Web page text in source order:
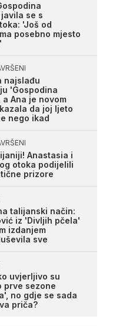
se s
'Još od
posebno mjesto
najslađu
'Gospodina
Ana je novom
da joj ljeto
nego ikad
Anastasia i
otoka podijelili
prizore
talijanski način:
iz 'Divljih pčela'
izdanjem
sve
uvjerljivo su
prve sezone
no gdje se sada
priča?